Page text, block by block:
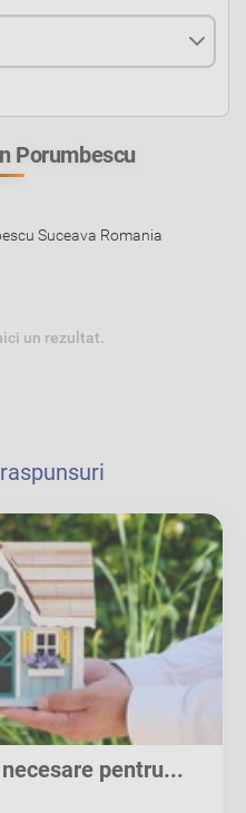
Porumbescu
Suceava Romania
un rezultat.
pentru...